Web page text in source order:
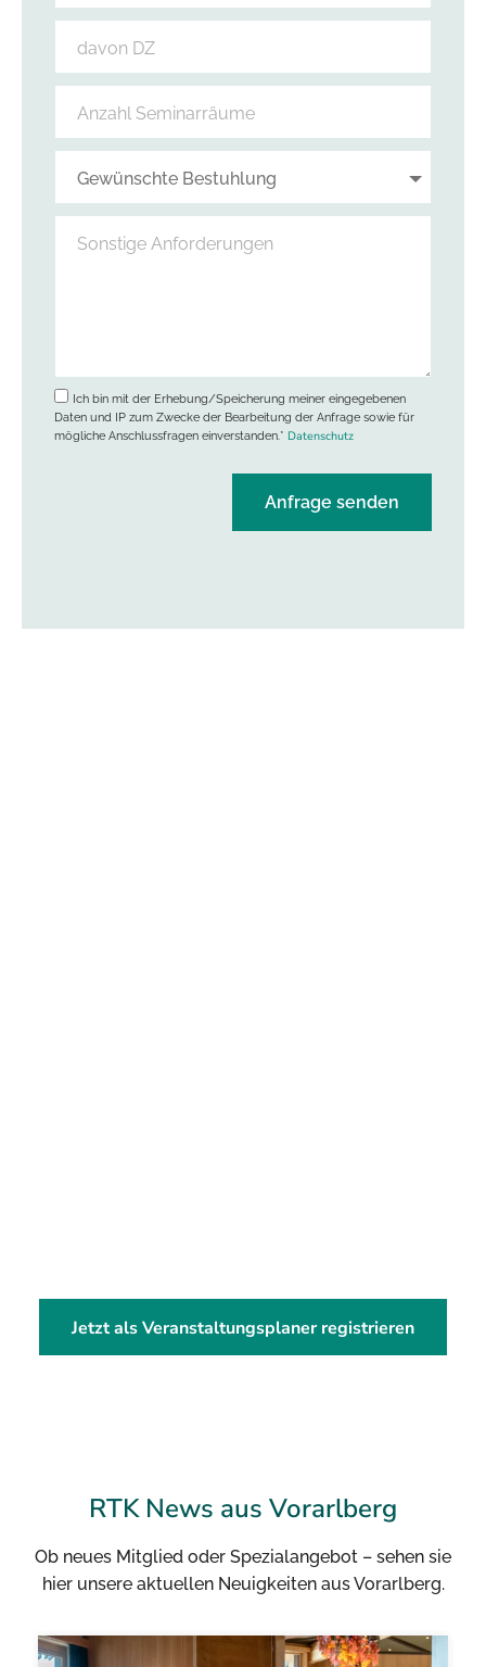
Ich bin mit der Erhebung/Speicherung meiner eingegebenen
Daten und IP zum Zwecke der Bearbeitung der Anfrage sowie für
mögliche Anschlussfragen einverstanden.* Datenschutz
Anfrage senden
Jetzt als Veranstaltungsplaner registrieren
RTK News aus Vorarlberg
Ob neues Mitglied oder Spezialangebot – sehen sie
hier unsere aktuellen Neuigkeiten aus Vorarlberg.